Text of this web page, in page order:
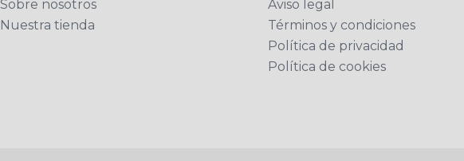
Sobre nosotros
Nuestra tienda
Aviso legal
Términos y condiciones
Política de privacidad
Política de cookies